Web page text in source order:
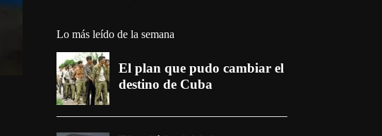
Lo más leído de la semana